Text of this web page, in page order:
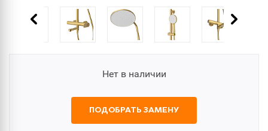
Нет в наличии
ПОДОБРАТЬ ЗАМЕНУ